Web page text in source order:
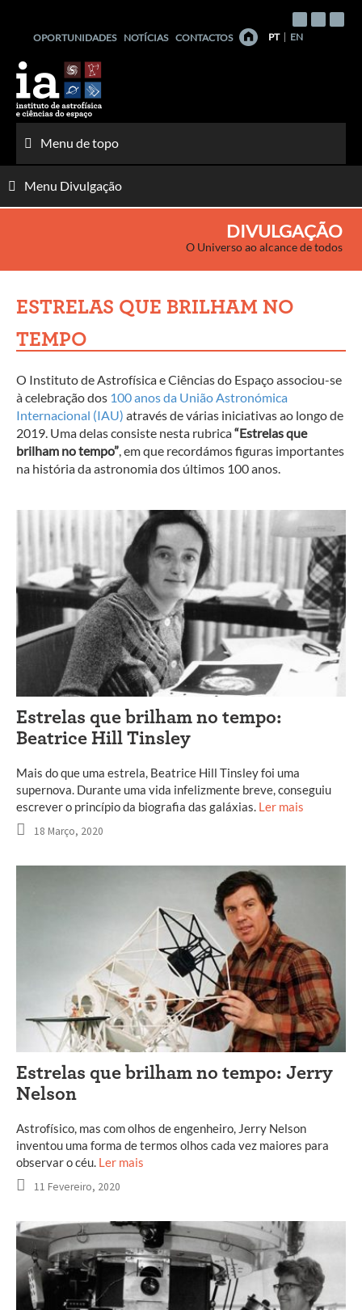
conteúdo
OPORTUNIDADES NOTÍCIAS CONTACTOS PT EN
Menu de topo
Menu Divulgação
DIVULGAÇÃO
O Universo ao alcance de todos
ESTRELAS QUE BRILHAM NO
TEMPO
O Instituto de Astrofísica e Ciências do Espaço associou-se
à celebração dos 100 anos da União Astronómica
Internacional (IAU) através de várias iniciativas ao longo de
2019. Uma delas consiste nesta rubrica“Estrelas que
brilham no tempo”, em que recordámos figuras importantes
na história da astronomia dos últimos 100 anos.
Estrelas que brilham no tempo:
Beatrice Hill Tinsley
Mais do que uma estrela, Beatrice Hill Tinsley foi uma
supernova. Durante uma vida infelizmente breve, conseguiu
escrever o princípio da biografia das galáxias. Ler mais
18 Março, 2020
Estrelas que brilham no tempo: Jerry
Nelson
Astrofísico, mas com olhos de engenheiro, Jerry Nelson
inventou uma forma de termos olhos cada vez maiores para
observar o céu. Ler mais
11 Fevereiro, 2020